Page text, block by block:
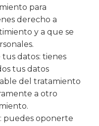
para
derecho a
y a que se
datos: tienes
tus datos
del tratamiento
a otro
puedes oponerte